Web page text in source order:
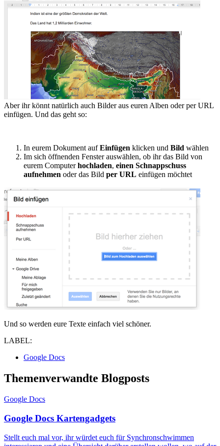
Aber ihr könnt natürlich auch Bilder aus euren Alben oder per URL
einfügen. Und das geht so:
In eurem Dokument aufEinfügen klicken und Bild wählen
Im sich öffnenden Fenster auswählen, ob ihr das Bild von
eurem Computerhochladen, einen Schnappschuss
aufnehmen oder das Bild per URL einfügen möchtet
Und so werden eure Texte einfach viel schöner.
LABEL:
Google Docs
Themenverwandte Blogposts
Google Docs
Google Docs Kartengadgets
Stellt euch mal vor, ihr würdet euch für Synchronschwimmen